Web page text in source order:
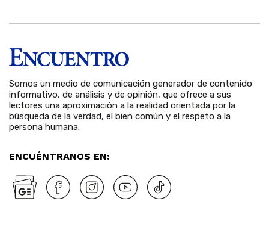
Somos un medio de comunicación generador de contenido
informativo, de análisis y de opinión, que ofrece a sus
lectores una aproximación a la realidad orientada por la
búsqueda de la verdad, el bien común y el respeto a la
persona humana.
ENCUÉNTRANOS EN: